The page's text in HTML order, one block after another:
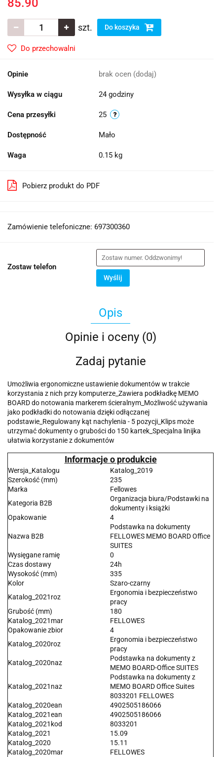
85.90
szt. Do koszyka
Do przechowalni
Opinie brak ocen (dodaj)
Wysyłka w ciągu 24 godziny
Cena przesyłki 25
Dostępność Mało
Waga 0.15 kg
Pobierz produkt do PDF
Zamówienie telefoniczne: 697300360
Zostaw telefon
Wyślij
Opis
Opinie i oceny (0)
Zadaj pytanie
Umożliwia ergonomiczne ustawienie dokumentów w trakcie
korzystania z nich przy komputerze_Zawiera podkładkę MEMO
BOARD do notowania markerem ścieralnym_Możliwość używania
jako podkładki do notowania dzięki odłączanej
podstawie_Regulowany kąt nachylenia - 5 pozycji_Klips może
utrzymać dokumenty o grubości do 150 kartek_Specjalna linijka
ułatwia korzystanie z dokumentów
Informacje o produkcie
Wersja_Katalogu
Katalog_2019
Szerokość (mm)
235
Marka
Fellowes
Kategoria B2B
Organizacja biura/Podstawki na
dokumenty i książki
Opakowanie
4
Nazwa B2B
Podstawka na dokumenty
FELLOWES MEMO BOARD Office
SUITES
Wysięgane ramię
0
Czas dostawy
24h
Wysokość (mm)
335
Kolor
Szaro-czarny
Katalog_2021roz
Ergonomia i bezpieczeństwo
pracy
Grubość (mm)
180
Katalog_2021mar
FELLOWES
Opakowanie zbior
4
Katalog_2020roz
Ergonomia i bezpieczeństwo
pracy
Katalog_2020naz
Podstawka na dokumenty z
MEMO BOARD-Office SUITES
Katalog_2021naz
Podstawka na dokumenty z
MEMO BOARD Office Suites
8033201 FELLOWES
Katalog_2020ean
4902505186066
Katalog_2021ean
4902505186066
Katalog_2021kod
8033201
Katalog_2021
15.09
Katalog_2020
15.11
Katalog_2020mar
FELLOWES